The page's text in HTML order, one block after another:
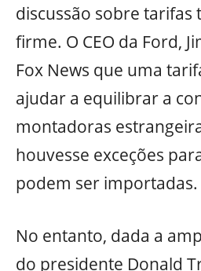
discussão sobre tarifas
firme. O CEO da Ford,
Fox News que uma
ajudar a equilibrar a
montadoras
houvesse exceções
podem ser importadas.
No entanto, dada a
do presidente Donald